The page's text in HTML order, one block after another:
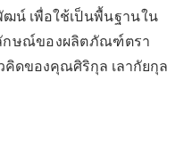
ฒน์ เพื่อใช้เป็นพื้นฐานใน
ษณ์ของผลิตภัณฑ์ตรา
คิดของคุณศิริกุล เลากัยกุล